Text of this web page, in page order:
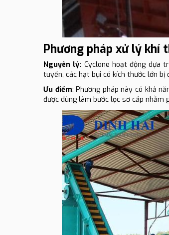
Phương pháp xử lý khí
Nguyên lý: Cyclone hoạt động dựa
tuyến, các hạt bụi có kích thước lớn
Ưu điểm: Phương pháp này có khả
được dùng làm bước lọc sơ cấp